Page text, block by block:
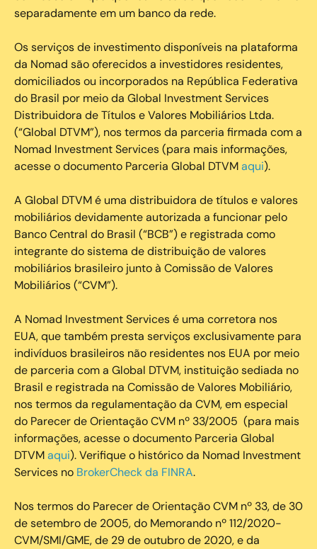
separadamente em um banco da rede.
Os serviços de investimento disponíveis na plataforma
da Nomad são oferecidos a investidores residentes,
domiciliados ou incorporados na República Federativa
do Brasil por meio da Global Investment Services
Distribuidora de Títulos e Valores Mobiliários Ltda.
(“Global DTVM”), nos termos da parceria firmada com a
Nomad Investment Services (para mais informações,
acesse o documento Parceria Global DTVMaqui).
A Global DTVM é uma distribuidora de títulos e valores
mobiliários devidamente autorizada a funcionar pelo
Banco Central do Brasil (“BCB”) e registrada como
integrante do sistema de distribuição de valores
mobiliários brasileiro junto à Comissão de Valores
Mobiliários (“CVM”).
‍A Nomad Investment Services é uma corretora nos
EUA, que também presta serviços exclusivamente para
indivíduos brasileiros não residentes nos EUA por meio
de parceria com a Global DTVM, instituição sediada no
Brasil e registrada na Comissão de Valores Mobiliário,
nos termos da regulamentação da CVM, em especial
do Parecer de Orientação CVM nº 33/2005 (para mais
informações, acesse o documento Parceria Global
DTVMaqui). Verifique o histórico da Nomad Investment
Services no BrokerCheck da FINRA.
Nos termos do Parecer de Orientação CVM nº 33, de 30
de setembro de 2005, do Memorando nº 112/2020-
CVM/SMI/GME, de 29 de outubro de 2020, e da